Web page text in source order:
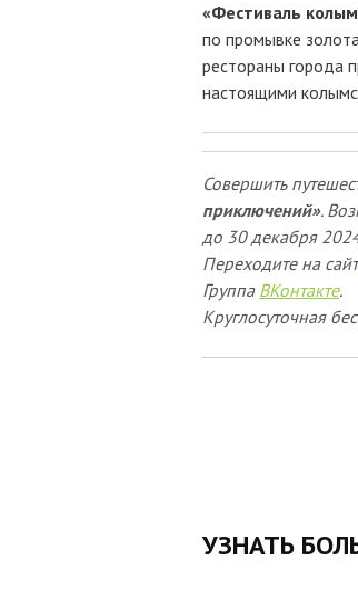
«Фестиваль
по промывке
рестораны города
настоящими
Совершить
приключений».
до 30 декабря
Переходите на
Группа ВКонтакте.
Круглосуточная
УЗНАТЬ